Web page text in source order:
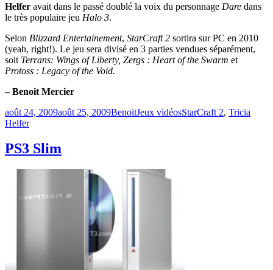
Helfer avait dans le passé doublé la voix du personnage Dare dans
le très populaire jeu Halo 3.
Selon Blizzard Entertainement, StarCraft 2 sortira sur PC en 2010
(yeah, right!). Le jeu sera divisé en 3 parties vendues séparément,
soit Terrans: Wings of Liberty, Zergs : Heart of the Swarm et
Protoss : Legacy of the Void.
– Benoit Mercier
Publié
le
août 24, 2009août 25, 2009BenoitCatégories
Jeux vidéosÉtiquettes
StarCraft 2, Tricia
Helfer
PS3 Slim